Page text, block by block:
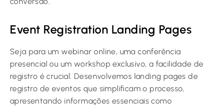
Event Registration Landing Pages
Seja para um webinar online, uma conferência
presencial ou um workshop exclusivo, a facilidade de
registro é crucial. Desenvolvemos landing pages de
registro de eventos que simplificam o processo,
apresentando informações essenciais como